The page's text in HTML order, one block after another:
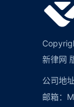
新律网
公司地
邮箱：